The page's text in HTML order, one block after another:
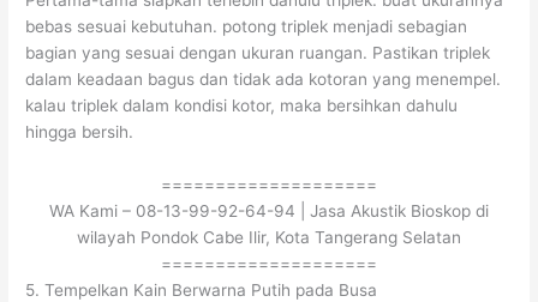
bebas sesuai kebutuhan. potong triplek menjadi sebagian
bagian yang sesuai dengan ukuran ruangan. Pastikan triplek
dalam keadaan bagus dan tidak ada kotoran yang menempel.
kalau triplek dalam kondisi kotor, maka bersihkan dahulu
hingga bersih.
====================
WA Kami – 08-13-99-92-64-94 | Jasa Akustik Bioskop di
wilayah Pondok Cabe Ilir, Kota Tangerang Selatan
====================
5. Tempelkan Kain Berwarna Putih pada Busa